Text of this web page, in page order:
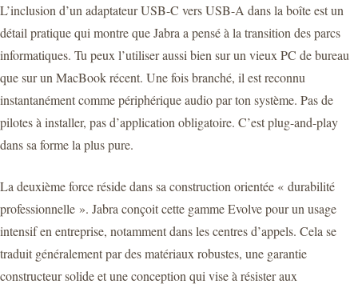
L’inclusion d’un adaptateur USB-C vers USB-A dans la boîte est un
détail pratique qui montre que Jabra a pensé à la transition des parcs
informatiques. Tu peux l’utiliser aussi bien sur un vieux PC de bureau
que sur un MacBook récent. Une fois branché, il est reconnu
instantanément comme périphérique audio par ton système. Pas de
pilotes à installer, pas d’application obligatoire. C’est plug-and-play
dans sa forme la plus pure.
La deuxième force réside dans sa construction orientée « durabilité
professionnelle ». Jabra conçoit cette gamme Evolve pour un usage
intensif en entreprise, notamment dans les centres d’appels. Cela se
traduit généralement par des matériaux robustes, une garantie
constructeur solide et une conception qui vise à résister aux